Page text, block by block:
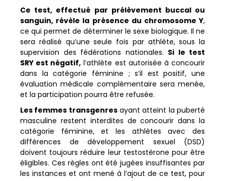
Ce test, effectué par prélèvement buccal ou
sanguin, révèle la présence du chromosome Y,
ce qui permet de déterminer le sexe biologique. Il ne
sera réalisé qu’une seule fois par athlète, sous la
supervision des fédérations nationales. Si le test
SRY est négatif, l’athlète est autorisée à concourir
dans la catégorie féminine ; s’il est positif, une
évaluation médicale complémentaire sera menée,
et la participation pourra être refusée.
Les femmes transgenresayant atteint la puberté
masculine restent interdites de concourir dans la
catégorie féminine, et les athlètes avec des
différences de développement sexuel (DSD)
doivent toujours réduire leur testostérone pour être
éligibles. Ces règles ont été jugées insuffisantes par
les instances et ont mené à l’ajout de ce test, pour